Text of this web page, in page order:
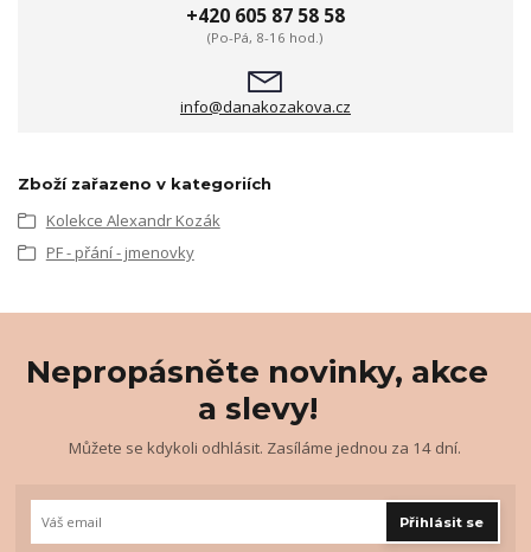
+420 605 87 58 58
(Po-Pá, 8-16 hod.)
info@danakozakova.cz
Zboží zařazeno v kategoriích
Kolekce Alexandr Kozák
PF - přání - jmenovky
Nepropásněte novinky, akce
a slevy!
Můžete se kdykoli odhlásit. Zasíláme jednou za 14 dní.
Přihlásit se